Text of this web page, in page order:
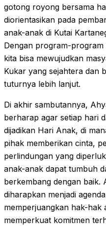
gotong royong bersama
diorientasikan pada
anak-anak di Kutai
Dengan program-program
kita bisa mewujudkan
Kukar yang sejahtera dan
tuturnya lebih lanjut.
Di akhir sambutannya,
berharap agar setiap hari
dijadikan Hari Anak, di
pihak memberikan cinta,
perlindungan yang
anak-anak dapat tumbuh
berkembang dengan baik.
diharapkan menjadi
memperjuangkan hak-hak
memperkuat komitmen